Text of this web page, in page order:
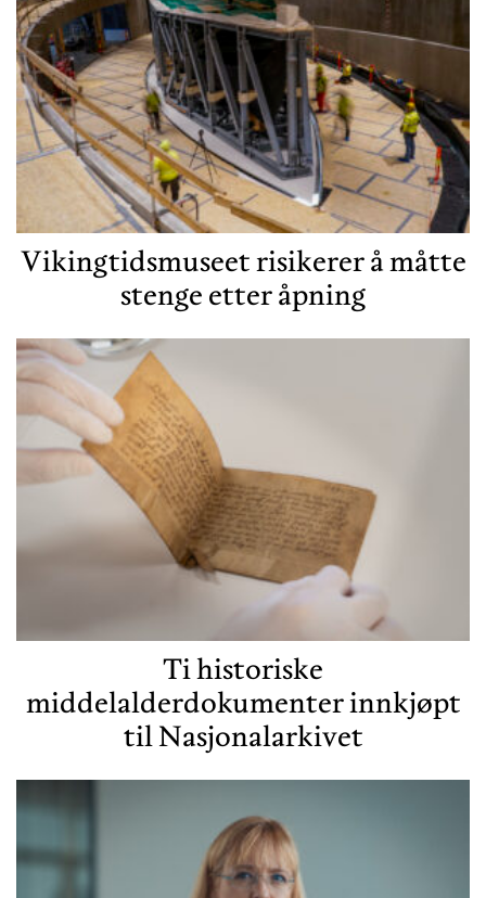
Vikingtidsmuseet risikerer å måtte
stenge etter åpning
Ti historiske
middelalderdokumenter innkjøpt
til Nasjonalarkivet